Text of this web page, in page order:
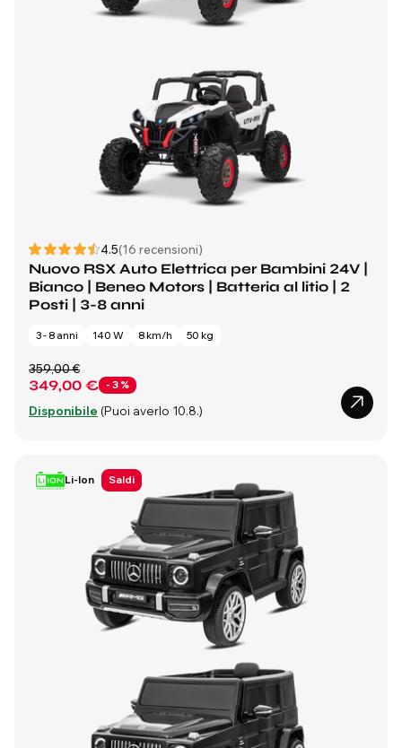
4.5(16 recensioni)
Nuovo RSX Auto Elettrica per Bambini 24V |
Bianco | Beneo Motors | Batteria al litio | 2
Posti | 3-8 anni
3 - 8 anni 140 W 8 km/h 50 kg
349,00 € - 3 %
359,00 €
Disponibile (Puoi averlo 10.8.)
Li-Ion Saldi